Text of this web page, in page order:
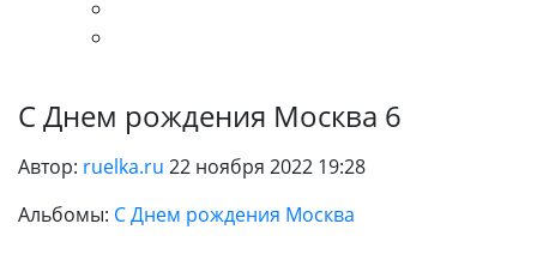
С Днем рождения Москва 6
Автор: ruelka.ru 22 ноября 2022 19:28
Альбомы: С Днем рождения Москва